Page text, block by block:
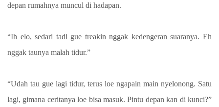
depan rumahnya muncul di hadapan.
“Ih elo, sedari tadi gue treakin nggak kedengeran suaranya. Eh
nggak taunya malah tidur.”
“Udah tau gue lagi tidur, terus loe ngapain main nyelonong. Satu
lagi, gimana ceritanya loe bisa masuk. Pintu depan kan di kunci?”